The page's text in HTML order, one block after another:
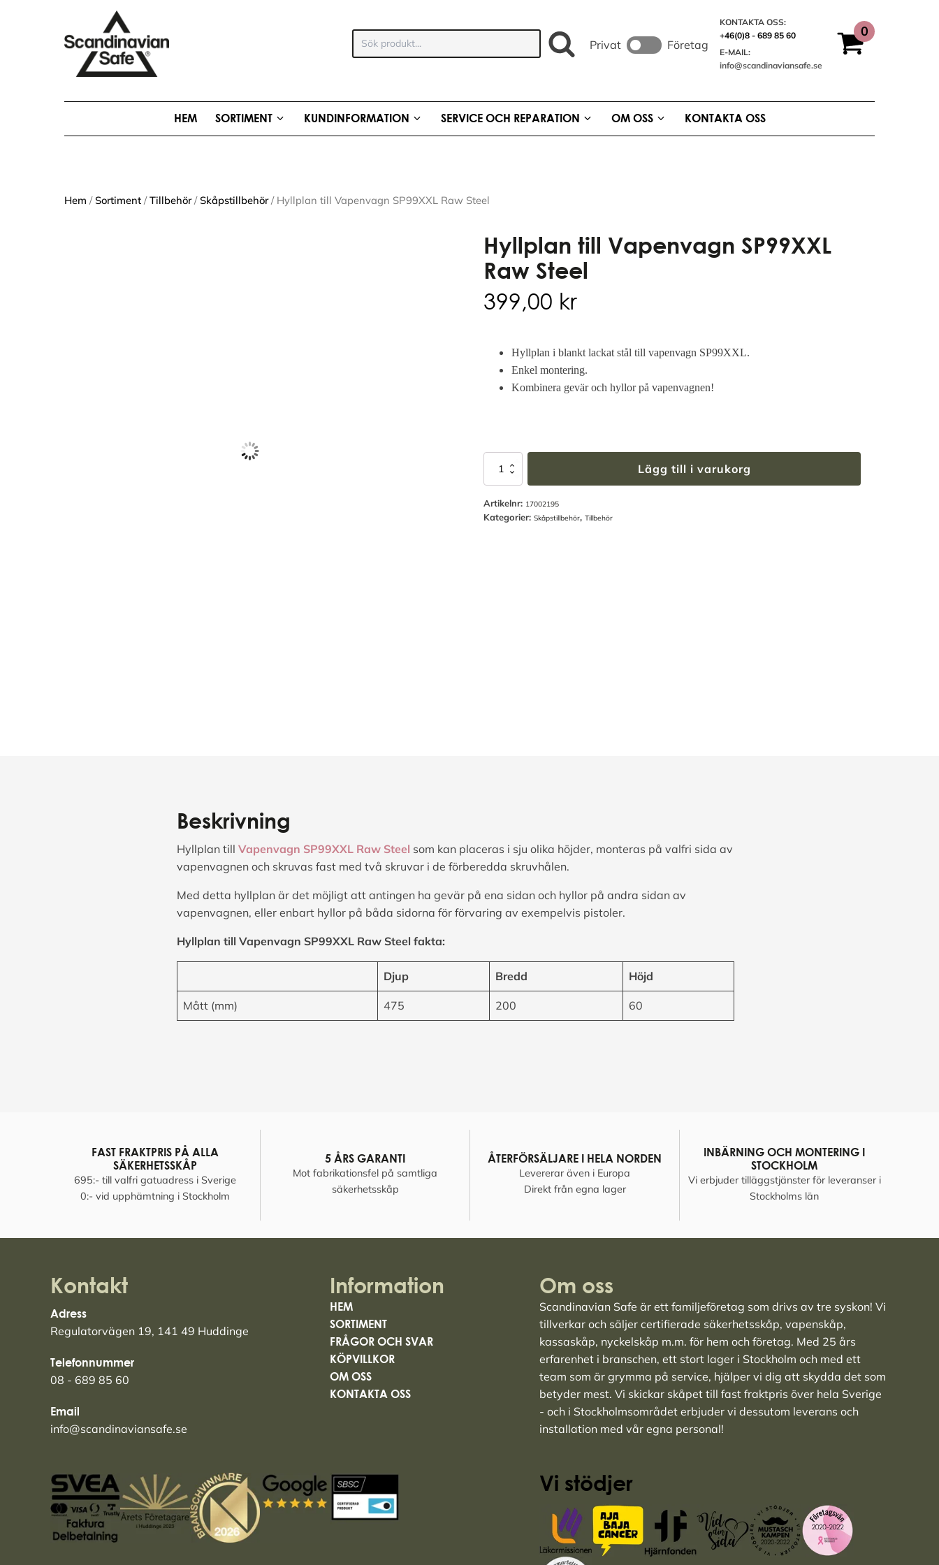
produkt:
Privat Företag
KONTAKTA OSS:
+46(0)8 - 689 85 60
E-MAIL:
info@scandinaviansafe.se
HEM SORTIMENT KUNDINFORMATION SERVICE OCH REPARATION OM OSS KONTAKTA OSS
Hem /Sortiment /Tillbehör/Skåpstillbehör/ Hyllplan till Vapenvagn SP99XXL Raw Steel
Hyllplan till Vapenvagn SP99XXL
Raw Steel
399,00 kr
Hyllplan i blankt lackat stål till vapenvagn SP99XXL.
Enkel montering.
Kombinera gevär och hyllor på vapenvagnen!
Hyllplan
SP99XXL
Raw
Lägg till i varukorg
Artikelnr: 17002195
Kategorier: Skåpstillbehör, Tillbehör
Beskrivning
Hyllplan till Vapenvagn SP99XXL Raw Steel som kan placeras i sju olika höjder, monteras på valfri sida av
vapenvagnen och skruvas fast med två skruvar i de förberedda skruvhålen.
Med detta hyllplan är det möjligt att antingen ha gevär på ena sidan och hyllor på andra sidan av
vapenvagnen, eller enbart hyllor på båda sidorna för förvaring av exempelvis pistoler.
Hyllplan till Vapenvagn SP99XXL Raw Steel fakta:
Djup Bredd Höjd
Mått (mm) 475 200 60
FAST FRAKTPRIS PÅ ALLA
SÄKERHETSSKÅP
695:- till valfri gatuadress i Sverige
0:- vid upphämtning i Stockholm
5 ÅRS GARANTI
Mot fabrikationsfel på samtliga
säkerhetsskåp
ÅTERFÖRSÄLJARE I HELA NORDEN
Levererar även i Europa
Direkt från egna lager
INBÄRNING OCH MONTERING I
STOCKHOLM
Vi erbjuder tilläggstjänster för leveranser i
Stockholms län
Kontakt
Adress
Regulatorvägen 19, 141 49 Huddinge
Telefonnummer
08 - 689 85 60
Email
info@scandinaviansafe.se
Information
HEM
SORTIMENT
FRÅGOR OCH SVAR
KÖPVILLKOR
OM OSS
KONTAKTA OSS
Om oss
Scandinavian Safe är ett familjeföretag som drivs av tre syskon! Vi
tillverkar och säljer certifierade säkerhetsskåp, vapenskåp,
kassaskåp, nyckelskåp m.m. för hem och företag. Med 25 års
erfarenhet i branschen, ett stort lager i Stockholm och med ett
team som är grymma på service, hjälper vi dig att skydda det som
betyder mest. Vi skickar skåpet till fast fraktpris över hela Sverige
- och i Stockholmsområdet erbjuder vi dessutom leverans och
installation med vår egna personal!
Vi stödjer